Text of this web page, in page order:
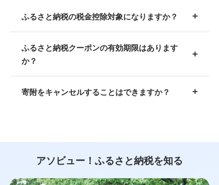
ふるさと納税の税金控除対象になりますか？
ふるさと納税クーポンの有効期限はあります
か？
寄附をキャンセルすることはできますか？
アソビュー！ふるさと納税を知る